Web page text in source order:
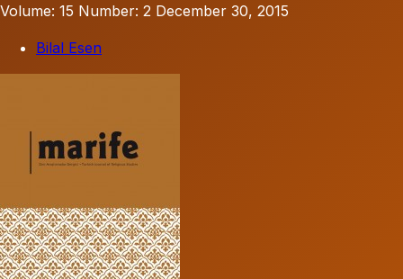
Volume: 15 Number: 2 December 30, 2015
Bilal Esen